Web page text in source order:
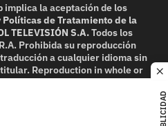
PUBLICIDAD
implica la aceptación de los
Políticas de Tratamiento de la
TELEVISIÓN S.A.Todos los
Prohibida su reproducción
a cualquier idioma sin
Reproduction in whole or
written permission is